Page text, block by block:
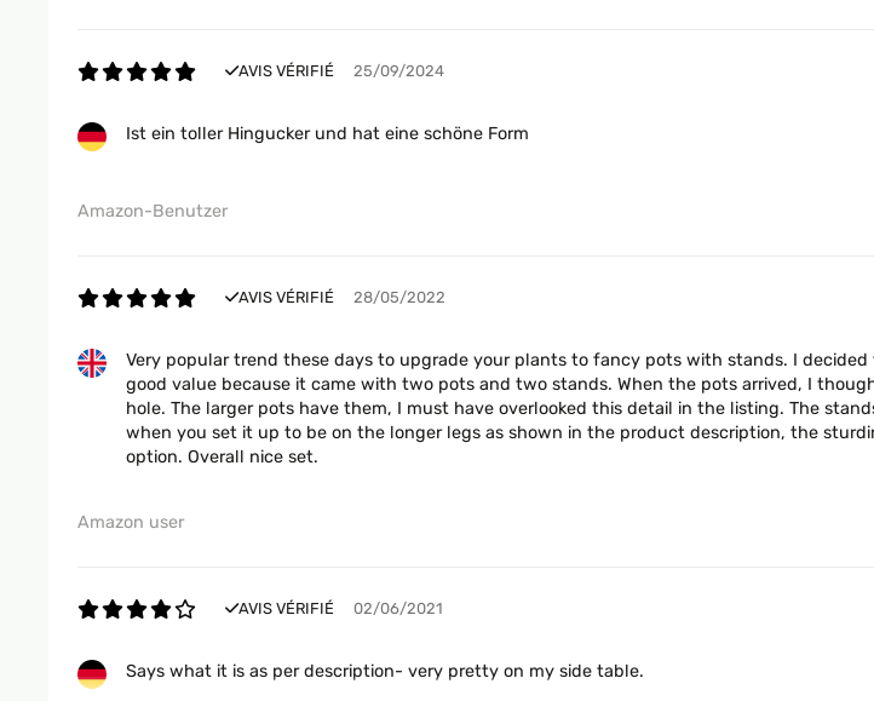
AVIS VÉRIFIÉ 25/09/2024
Ist ein toller Hingucker und hat eine schöne Form
Amazon-Benutzer
AVIS VÉRIFIÉ 28/05/2022
Very popular trend these days to upgrade your plants to fancy pots with stands. I
good value because it came with two pots and two stands. When the pots arrived, I
hole. The larger pots have them, I must have overlooked this detail in the listing. The
when you set it up to be on the longer legs as shown in the product description, the
option. Overall nice set.
Amazon user
AVIS VÉRIFIÉ 02/06/2021
Says what it is as per description- very pretty on my side table.